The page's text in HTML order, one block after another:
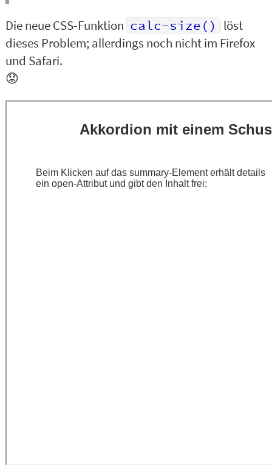
Die neue CSS-Funktion calc-size()
löst
dieses Problem; allerdings noch nicht im Firefox
und Safari.
😟